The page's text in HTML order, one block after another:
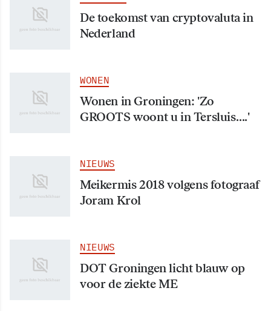
De toekomst van cryptovaluta in
Nederland
WONEN
Wonen in Groningen: 'Zo
GROOTS woont u in Tersluis….'
NIEUWS
Meikermis 2018 volgens fotograaf
Joram Krol
NIEUWS
DOT Groningen licht blauw op
voor de ziekte ME